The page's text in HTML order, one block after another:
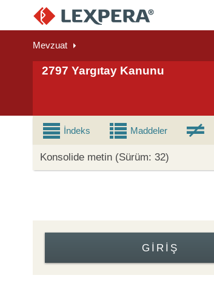
Mevzuat
2797 Yargıtay Kanunu
İndeks Maddeler
Konsolide metin (Sürüm: 32)
GIRIŞ